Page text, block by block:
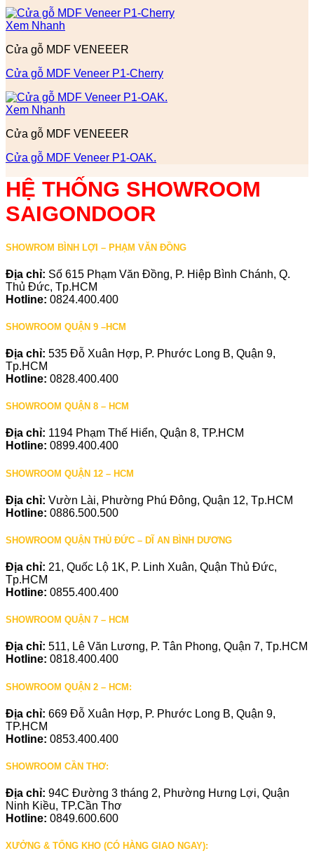
Xem Nhanh
Cửa gỗ MDF VENEEER
Cửa gỗ MDF Veneer P1-Cherry
Xem Nhanh
Cửa gỗ MDF VENEEER
Cửa gỗ MDF Veneer P1-OAK.
HỆ THỐNG SHOWROOM
SAIGONDOOR
SHOWROM BÌNH LỢI – PHẠM VĂN ĐỒNG
Địa chỉ: Số 615 Phạm Văn Đồng, P. Hiệp Bình Chánh, Q.
Thủ Đức, Tp.HCM
Hotline: 0824.400.400
SHOWROOM QUẬN 9 –HCM
Địa chỉ: 535 Đỗ Xuân Hợp, P. Phước Long B, Quận 9,
Tp.HCM
Hotline: 0828.400.400
SHOWROOM QUẬN 8 – HCM
Địa chỉ: 1194 Phạm Thế Hiển, Quận 8, TP.HCM
Hotline: 0899.400.400
SHOWROOM QUẬN 12 – HCM
Địa chỉ: Vườn Lài, Phường Phú Đông, Quận 12, Tp.HCM
Hotline: 0886.500.500
SHOWROOM QUẬN THỦ ĐỨC – DĨ AN BÌNH DƯƠNG
Địa chỉ: 21, Quốc Lộ 1K, P. Linh Xuân, Quận Thủ Đức,
Tp.HCM
Hotline: 0855.400.400
SHOWROOM QUẬN 7 – HCM
Địa chỉ: 511, Lê Văn Lương, P. Tân Phong, Quận 7, Tp.HCM
Hotline: 0818.400.400
SHOWROOM QUẬN 2 – HCM:
Địa chỉ: 669 Đỗ Xuân Hợp, P. Phước Long B, Quận 9,
TP.HCM
Hotline: 0853.400.400
SHOWROOM CẦN THƠ:
Địa chỉ: 94C Đường 3 tháng 2, Phường Hưng Lợi, Quận
Ninh Kiều, TP.Cần Thơ
Hotline: 0849.600.600
XƯỞNG & TỔNG KHO (CÓ HÀNG GIAO NGAY):